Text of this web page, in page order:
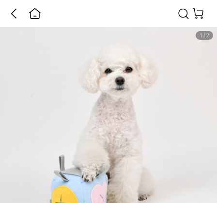
1 / 2